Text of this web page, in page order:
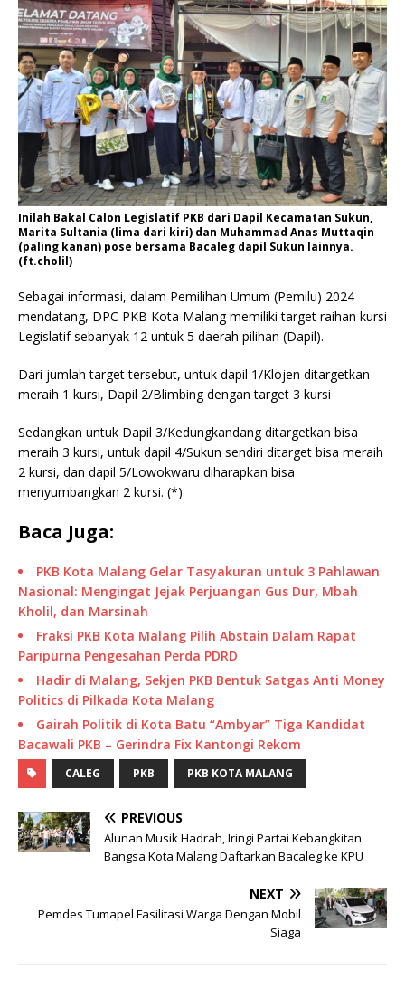
Inilah Bakal Calon Legislatif PKB dari Dapil Kecamatan Sukun,
Marita Sultania (lima dari kiri) dan Muhammad Anas Muttaqin
(paling kanan) pose bersama Bacaleg dapil Sukun lainnya.
(ft.cholil)
Sebagai informasi, dalam Pemilihan Umum (Pemilu) 2024
mendatang, DPC PKB Kota Malang memiliki target raihan kursi
Legislatif sebanyak 12 untuk 5 daerah pilihan (Dapil).
Dari jumlah target tersebut, untuk dapil 1/Klojen ditargetkan
meraih 1 kursi, Dapil 2/Blimbing dengan target 3 kursi
Sedangkan untuk Dapil 3/Kedungkandang ditargetkan bisa
meraih 3 kursi, untuk dapil 4/Sukun sendiri ditarget bisa meraih
2 kursi, dan dapil 5/Lowokwaru diharapkan bisa
menyumbangkan 2 kursi. (*)
Baca Juga:
PKB Kota Malang Gelar Tasyakuran untuk 3 Pahlawan
Nasional: Mengingat Jejak Perjuangan Gus Dur, Mbah
Kholil, dan Marsinah
Fraksi PKB Kota Malang Pilih Abstain Dalam Rapat
Paripurna Pengesahan Perda PDRD
Hadir di Malang, Sekjen PKB Bentuk Satgas Anti Money
Politics di Pilkada Kota Malang
Gairah Politik di Kota Batu “Ambyar” Tiga Kandidat
Bacawali PKB – Gerindra Fix Kantongi Rekom
CALEG PKB PKB KOTA MALANG
PREVIOUS
Alunan Musik Hadrah, Iringi Partai Kebangkitan
Bangsa Kota Malang Daftarkan Bacaleg ke KPU
NEXT
Pemdes Tumapel Fasilitasi Warga Dengan Mobil
Siaga